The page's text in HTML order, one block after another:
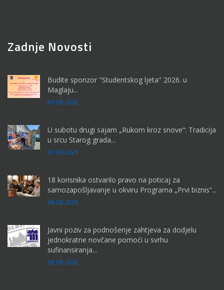
Zadnje Novosti
Budite sponzor "Studentskog ljeta" 2026. u
Maglaju...
07.08.2026
U subotu drugi sajam „Rukom kroz snove“: Tradicija
u srcu Starog grada...
07.08.2026
18 korisnika ostvarilo pravo na poticaj za
samozapošljavanje u okviru Programa „Prvi biznis“...
06.08.2026
Javni poziv za podnošenje zahtjeva za dodjelu
jednokratne novčane pomoći u svrhu
sufinansiranja...
06.08.2026